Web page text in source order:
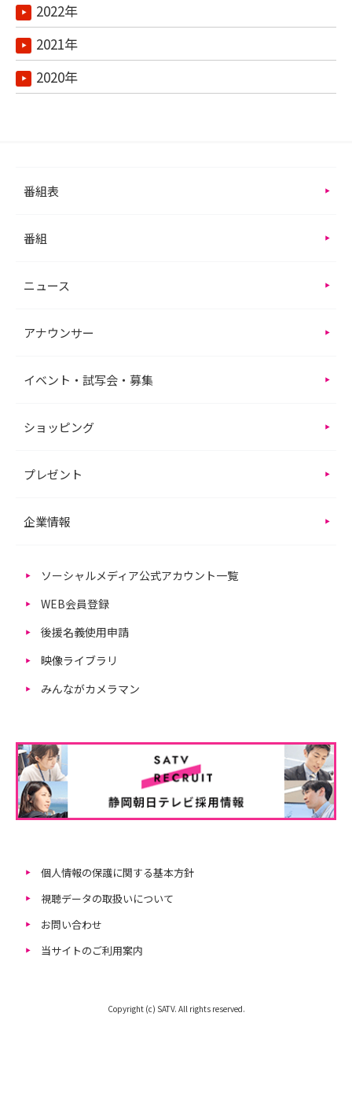
2022年
2021年
2020年
番組表
番組
ニュース
アナウンサー
イベント・試写会・募集
ショッピング
プレゼント
企業情報
ソーシャルメディア公式アカウント一覧
WEB会員登録
後援名義使用申請
映像ライブラリ
みんながカメラマン
個人情報の保護に関する基本方針
視聴データの取扱いについて
お問い合わせ
当サイトのご利用案内
Copyright (c) SATV. All rights reserved.